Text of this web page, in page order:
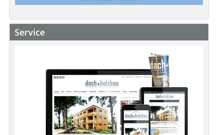
Service